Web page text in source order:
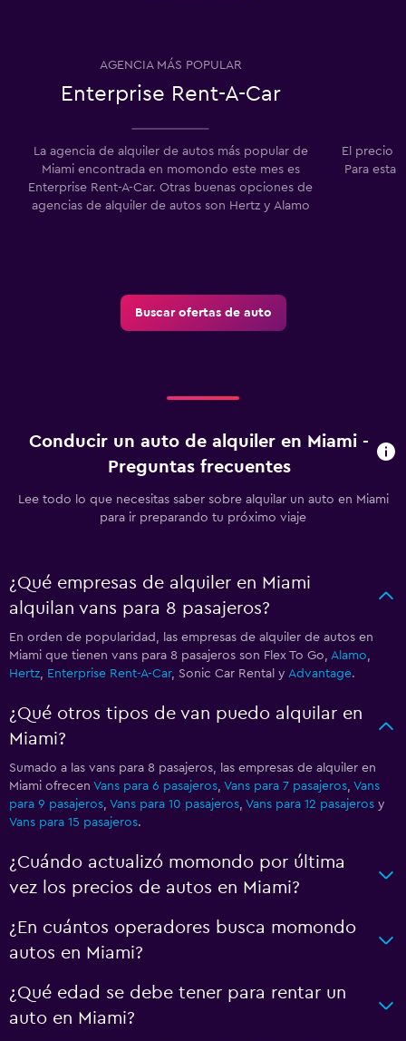
AGENCIA MÁS POPULAR
Enterprise Rent-A-Car
La agencia de alquiler de autos más popular de
Miami encontrada en momondo este mes es
Enterprise Rent-A-Car. Otras buenas opciones de
agencias de alquiler de autos son Hertz y Alamo
El precio
Para esta
Buscar ofertas de auto
Conducir un auto de alquiler en Miami -
Preguntas frecuentes
Lee todo lo que necesitas saber sobre alquilar un auto en Miami
para ir preparando tu próximo viaje
¿Qué empresas de alquiler en Miami
alquilan vans para 8 pasajeros?
En orden de popularidad, las empresas de alquiler de autos en
Miami que tienen vans para 8 pasajeros son Flex To Go, Alamo
Hertz
Enterprise Rent-A-Car, Sonic Car Rental y Advantage.
¿Qué otros tipos de van puedo alquilar en
Miami?
Sumado a las vans para 8 pasajeros, las empresas de alquiler en
Miami ofrecen Vans para 6 pasajeros Vans para 7 pasajeros Vans
para 9 pasajeros Vans para 10 pasajeros Vans para 12 pasajeros y
Vans para 15 pasajeros.
¿Cuándo actualizó momondo por última
vez los precios de autos en Miami?
¿En cuántos operadores busca momondo
autos en Miami?
¿Qué edad se debe tener para rentar un
auto en Miami?